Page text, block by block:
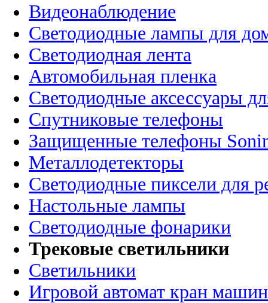
Видеонаблюдение
Светодиодные лампы для
Светодиодная лента
Автомобильная пленка
Светодиодные аксессуары
Спутниковые телефоны
Защищенные телефоны
Металлодетекторы
Светодиодные пиксели для
Настольные лампы
Светодиодные фонарики
Трековые светильники
Светильники
Игровой автомат кран